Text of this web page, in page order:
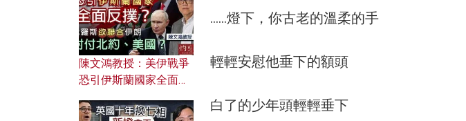
……燈下，你古老的溫柔的手
輕輕安慰他垂下的額頭
白了的少年頭輕輕垂下
應用？
陳文鴻教授：美伊戰爭
恐引伊斯蘭國家全面反
對付北約美國？